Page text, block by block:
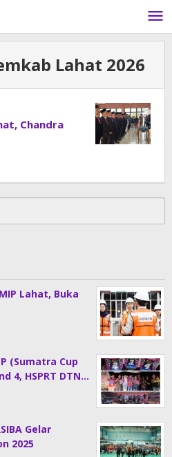
Lahat 2026
Chandra
Lahat, Buka
(Sumatra Cup
4, HSPRT DTN…
Gelar
2025